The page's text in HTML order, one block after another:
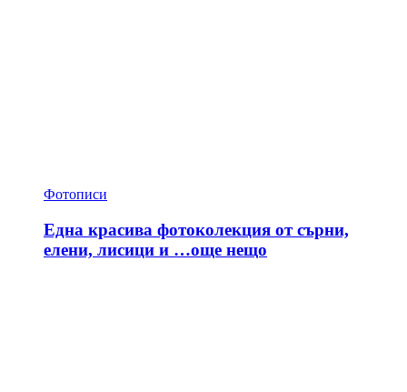
Фотописи
Една красива фотоколекция от сърни,
елени, лисици и …още нещо